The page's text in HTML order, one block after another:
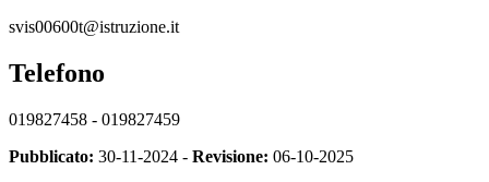
svis00600t@istruzione.it
Telefono
019827458 - 019827459
Pubblicato: 30-11-2024 - Revisione: 06-10-2025